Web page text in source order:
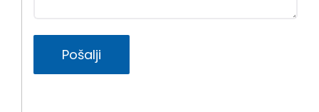
Pošalji